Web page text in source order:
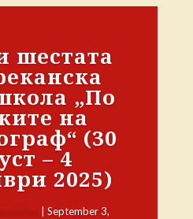
шестата
„По
на
(30
– 4
2025)
September 3,